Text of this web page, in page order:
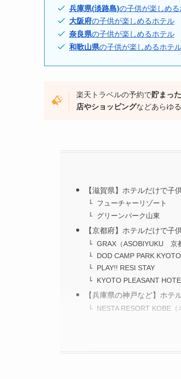
兵庫県(淡路島)の子供が楽しめ
大阪府の子供が楽しめるホテル
奈良県の子供が楽しめるホテル
和歌山県の子供が楽しめるホテ
楽天トラベルの予約で貯まっ
店やショッピングなどあらゆ
【滋賀県】ホテルだけで子
フューチャーリゾート
グリーンパーク山東
【京都府】ホテルだけで子
GRAX（ASOBIYUKU 京
DOD CAMP PARK KYOTO
PLAY!! RESI STAY
KYOTO PLEASANT
【兵庫県の神戸など】ホテ
NESTA RESORT KOBE（